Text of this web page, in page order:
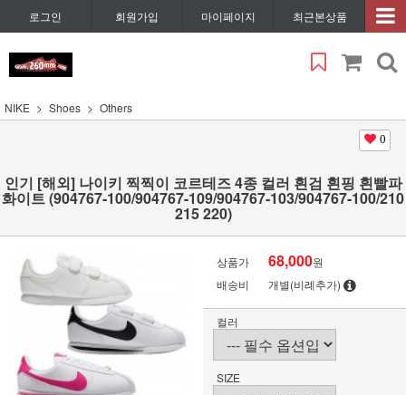
로그인 회원가입 마이페이지 최근본상품
NIKE Shoes Others
0
인기 [해외] 나이키 찍찍이 코르테즈 4종 컬러 흰검 흰핑 흰빨파
화이트 (904767-100/904767-109/904767-103/904767-100/210
215 220)
상품가 68,000원
배송비
개별(비례추가)
컬러
SIZE